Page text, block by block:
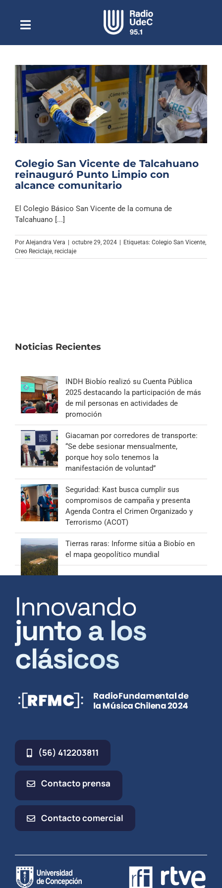
contenidoToggle
NavigationEscuchar Radio UdeC en vivo
Quiénes Somos
Programación
Podcast
Noticias
Columnas
Música Clásica
Especiales
Colegio San Vicente de Talcahuano
reinauguró Punto Limpio con
alcance comunitario
El Colegio Básico San Vicente de la comuna de
Talcahuano [...]
Por Alejandra Vera | octubre 29, 2024 | Etiquetas: Colegio San Vicente
Creo Reciclaje reciclaje
Noticias Recientes
INDH Biobío realizó su Cuenta Pública
2025 destacando la participación de más
de mil personas en actividades de
promoción
Giacaman por corredores de transporte:
“Se debe sesionar mensualmente,
porque hoy solo tenemos la
manifestación de voluntad”
Seguridad: Kast busca cumplir sus
compromisos de campaña y presenta
Agenda Contra el Crimen Organizado y
Terrorismo (ACOT)
Tierras raras: Informe sitúa a Biobío en
el mapa geopolítico mundial
Innovando
junto a los
clásicos
(56) 412203811
Contacto prensa
Contacto comercial